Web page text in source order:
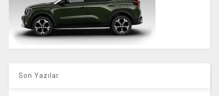
Son Yazılar